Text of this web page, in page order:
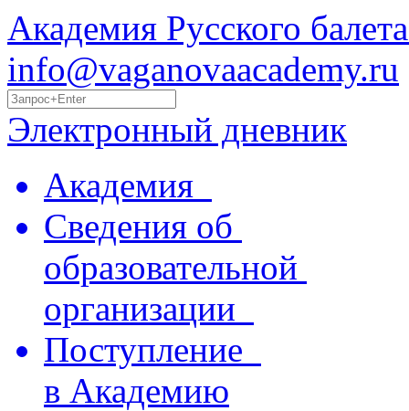
Академия Русского
info@vaganovaacademy.ru
Электронный дневник
Академия
Сведения об
образовательной
организации
Поступление
в Академию